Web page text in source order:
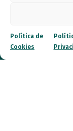
Política de
Cookies
Entidades